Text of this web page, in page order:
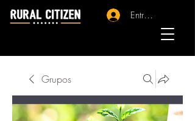
Entrar - Registro
Grupos